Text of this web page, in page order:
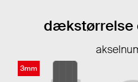
dækstørrelse
3mm